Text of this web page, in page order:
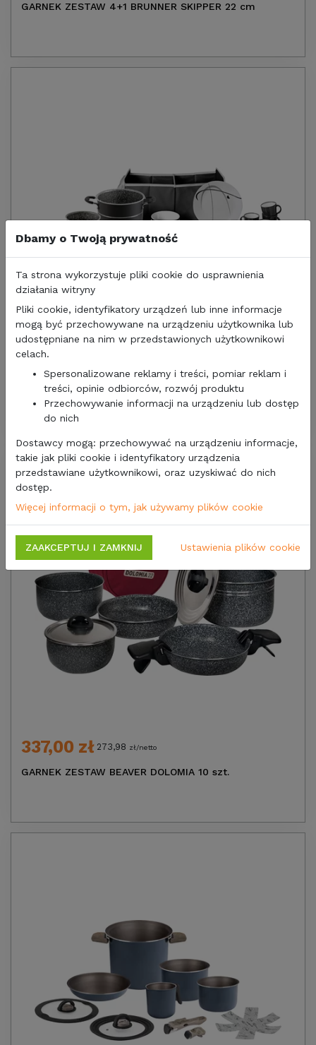
GARNEK ZESTAW 4+1 BRUNNER SKIPPER 22 cm
769,00 zł
GARNEK ZESTAW BRUNNER SET MEPO BOX SERENADE
337,00 zł 273,98 zł/netto
GARNEK ZESTAW BEAVER DOLOMIA 10 szt.
Dbamy o Twoją prywatność
Ta strona wykorzystuje pliki cookie do usprawnienia
działania witryny
Pliki cookie, identyfikatory urządzeń lub inne informacje
mogą być przechowywane na urządzeniu użytkownika lub
udostępniane na nim w przedstawionych użytkownikowi
celach.
Spersonalizowane reklamy i treści, pomiar reklam i
treści, opinie odbiorców, rozwój produktu
Przechowywanie informacji na urządzeniu lub dostęp
do nich
Dostawcy mogą: przechowywać na urządzeniu informacje,
takie jak pliki cookie i identyfikatory urządzenia
przedstawiane użytkownikowi, oraz uzyskiwać do nich
dostęp.
Więcej informacji o tym, jak używamy plików cookie
ZAAKCEPTUJ I ZAMKNIJ Ustawienia plików cookie